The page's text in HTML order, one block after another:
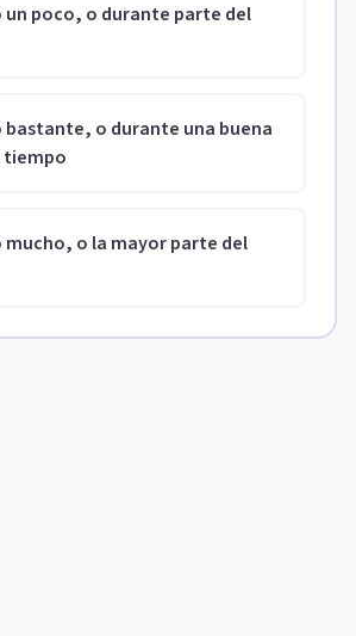
un poco, o durante parte del
bastante, o durante una buena
tiempo
mucho, o la mayor parte del